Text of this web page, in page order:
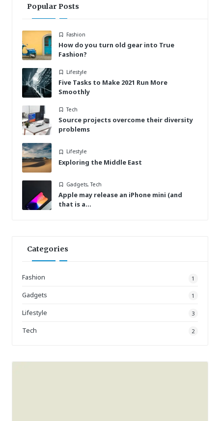
Popular Posts
Posted
in
Fashion
How do you turn old gear into True
Fashion?
Posted
in
Lifestyle
Five Tasks to Make 2021 Run More
Smoothly
Posted
in
Tech
Source projects overcome their diversity
problems
PostedLifestyle
Exploring the Middle East
Posted
in
Gadgets,Tech
Apple may release an iPhone mini (and
that is a…
Categories
Fashion 1
Gadgets 1
Lifestyle 3
Tech 2